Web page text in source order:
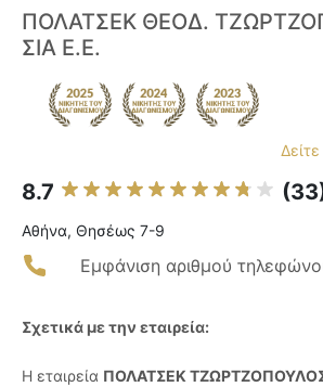
ΠΟΛΑΤΣΕΚ ΘΕΟΔ.
ΣΙΑ Ε.Ε.
8.7
Αθήνα, Θησέως 7-9
Εμφάνιση αριθμού
Σχετικά με την εταιρεία:
Η εταιρεία ΠΟΛΑΤΣΕΚ